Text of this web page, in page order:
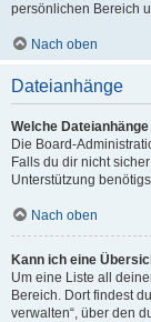
persönlichen Bereich
Nach oben
Dateianhänge
Welche
Die Board-
Falls du dir nicht
Unterstützung
Nach oben
Kann ich eine
Um eine Liste all
Bereich. Dort findest
verwalten“, über den